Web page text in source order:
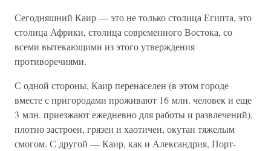
Сегодняшний Каир — это не только столица Египта, это
столица Африки, столица современного Востока, со
всеми вытекающими из этого утверждения
противоречиями.
С одной стороны, Каир перенаселен (в этом городе
вместе с пригородами проживают 16 млн. человек и еще
3 млн. приезжают ежедневно для работы и развлечений),
плотно застроен, грязен и хаотичен, окутан тяжелым
смогом. С другой — Каир, как и Александрия, Порт-